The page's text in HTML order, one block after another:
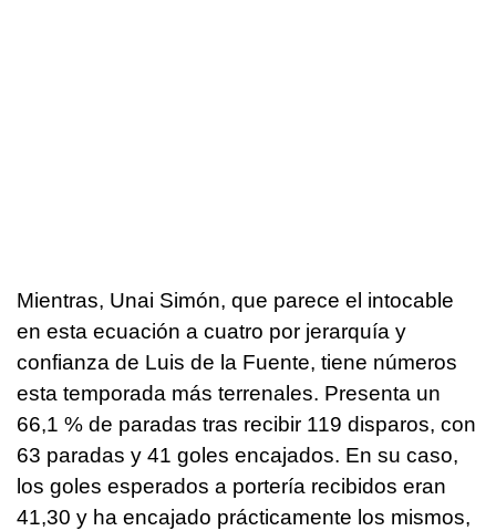
Mientras, Unai Simón, que parece el intocable
en esta ecuación a cuatro por jerarquía y
confianza de Luis de la Fuente, tiene números
esta temporada más terrenales. Presenta un
66,1 % de paradas tras recibir 119 disparos, con
63 paradas y 41 goles encajados. En su caso,
los goles esperados a portería recibidos eran
41,30 y ha encajado prácticamente los mismos,